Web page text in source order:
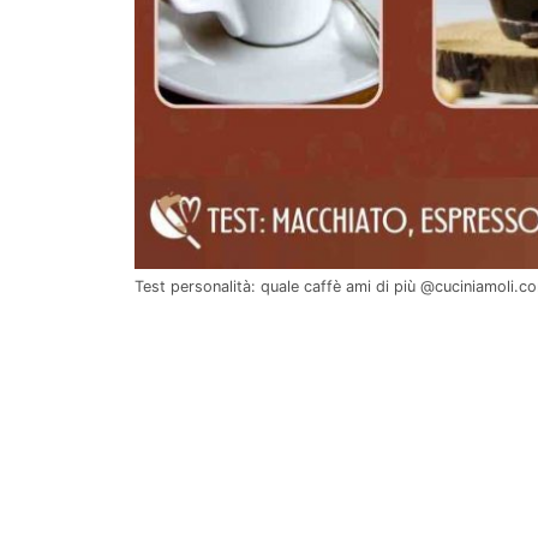
Test personalità: quale caffè ami di più